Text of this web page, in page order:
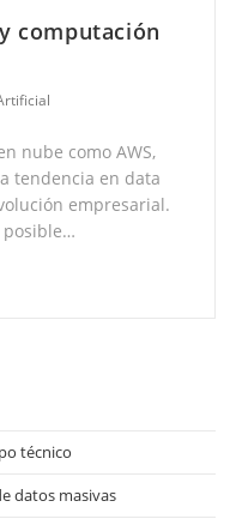
computación
nube como AWS,
tendencia en data
empresarial.
posible…
técnico
datos masivas